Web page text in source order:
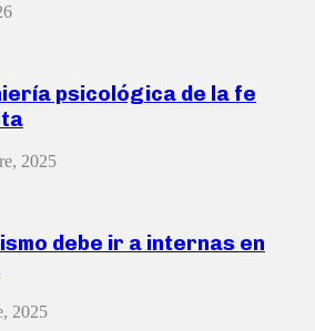
psicológica de la fe
2025
debe ir a internas en
2025